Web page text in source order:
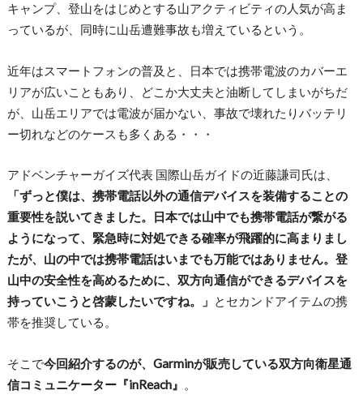
キャンプ、登山をはじめとする山アクティビティの人気が高ま
っているが、同時に山岳遭難事故も増えているという。
近年はスマートフォンの普及と、日本では携帯電波のカバーエ
リアが広いこともあり、どこか大丈夫と油断してしまいがちだ
が、山岳エリアでは電波が届かない、事故で壊れたりバッテリ
ー切れなどのケースも多くある・・・
アドベンチャーガイズ代表 国際山岳ガイドの近藤謙司氏は、
「ずっと僕は、携帯電話以外の通信デバイスを装備することの
重要性を説いてきました。日本では山中でも携帯電話が繋がる
ようになって、緊急時に対処できる確率が飛躍的に高まりまし
たが、山の中では携帯電話はいまでも万能ではありません。登
山中の安全性を高めるために、双方向通信ができるデバイスを
持っていこうと啓蒙したいですね。」 とセカンドアイテムの携
帯を推奨している。
そこで今回紹介するのが、Garminが販売している双方向衛星通
信コミュニケーター『inReach』 。